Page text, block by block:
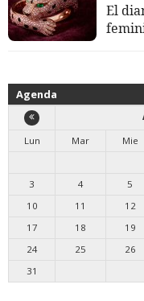
El
Agenda
Lun
Mar Mie
3
4 5
10
11 12
17
18 19
24
25 26
31